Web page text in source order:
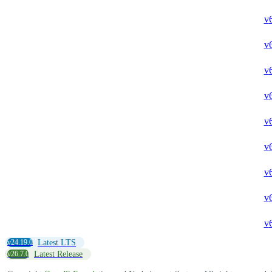
v
v
v
v
v
v
v
v
v
v24.19.0 Latest LTS
v26.7.0 Latest Release